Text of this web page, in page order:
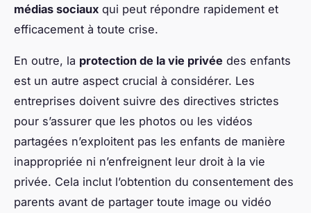
médias sociaux qui peut répondre rapidement et
efficacement à toute crise.
En outre, la protection de la vie privée des enfants
est un autre aspect crucial à considérer. Les
entreprises doivent suivre des directives strictes
pour s’assurer que les photos ou les vidéos
partagées n’exploitent pas les enfants de manière
inappropriée ni n’enfreignent leur droit à la vie
privée. Cela inclut l’obtention du consentement des
parents avant de partager toute image ou vidéo